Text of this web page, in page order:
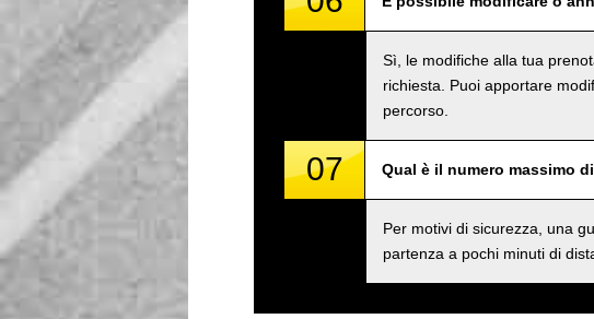
Sì, le modifiche alla tua
richiesta. Puoi apportare
percorso.
07 Qual è il numero massimo
Per motivi di sicurezza, una
partenza a pochi minuti di